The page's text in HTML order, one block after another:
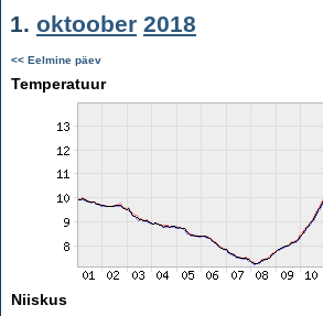
1. oktoober 2018
<< Eelmine päev
Temperatuur
Niiskus